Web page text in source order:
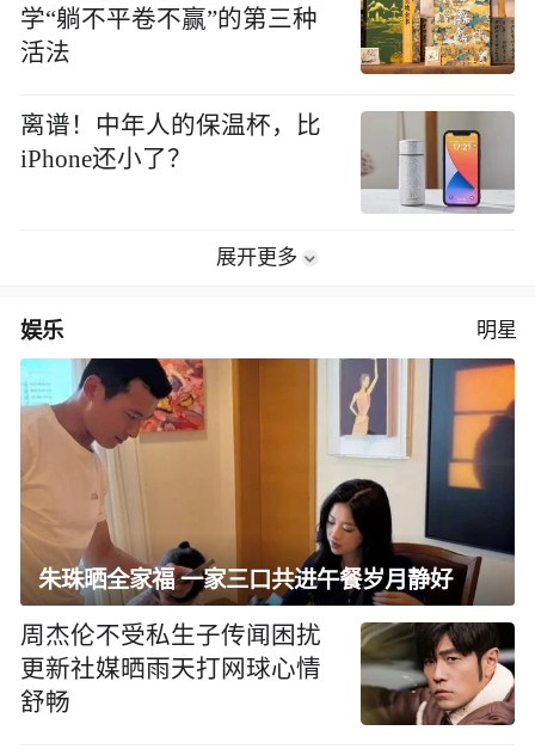
学“躺不平卷不赢”的第三种
活法
离谱！中年人的保温杯，比
iPhone还小了？
展开更多
娱乐 明星
朱珠晒全家福 一家三口共进午餐岁月静好
周杰伦不受私生子传闻困扰
更新社媒晒雨天打网球心情
舒畅